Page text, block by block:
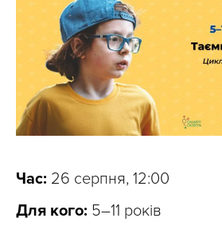
Час: 26 серпня, 12:00
Для кого: 5–11 років